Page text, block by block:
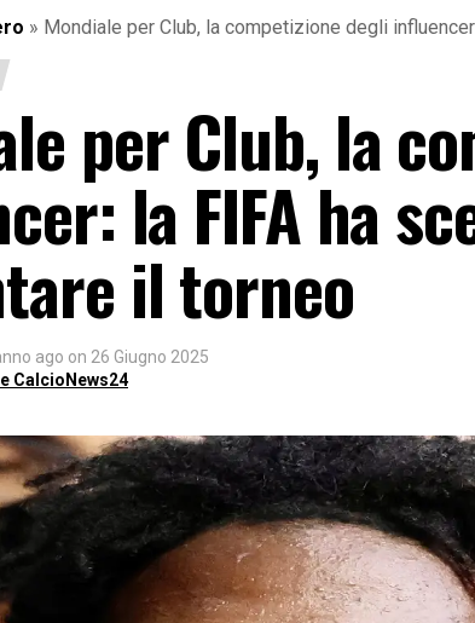
» Mondiale per Club, la competizione degli
per Club, la
la FIFA ha
il torneo
ago on 26 Giugno 2025
CalcioNews24